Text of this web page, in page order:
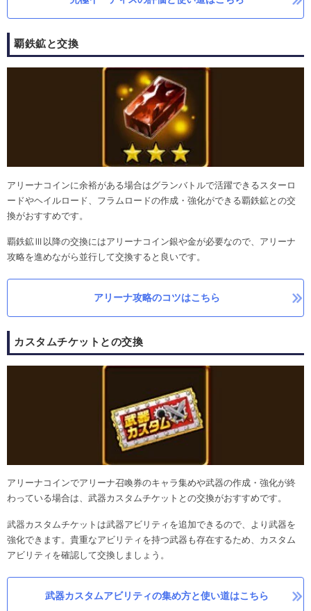
覇鉄鉱と交換
アリーナコインに余裕がある場合はグランバトルで活躍できるスターロ
ードやヘイルロード、フラムロードの作成・強化ができる覇鉄鉱との交
換がおすすめです。
覇鉄鉱Ⅲ以降の交換にはアリーナコイン銀や金が必要なので、アリーナ
攻略を進めながら並行して交換すると良いです。
アリーナ攻略のコツはこちら
カスタムチケットとの交換
アリーナコインでアリーナ召喚券のキャラ集めや武器の作成・強化が終
わっている場合は、武器カスタムチケットとの交換がおすすめです。
武器カスタムチケットは武器アビリティを追加できるので、より武器を
強化できます。貴重なアビリティを持つ武器も存在するため、カスタム
アビリティを確認して交換しましょう。
武器カスタムアビリティの集め方と使い道はこちら